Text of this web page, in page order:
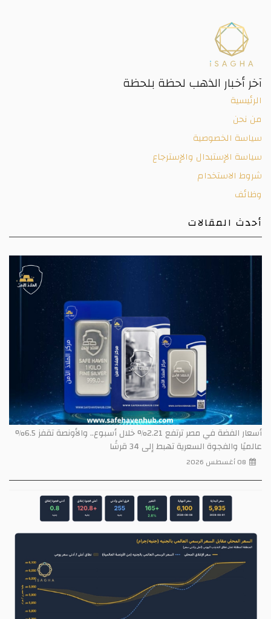
آخر أخبار الذهب لحظة بلحظة
الرئيسية
من نحن
سياسة الخصوصية
سياسة الإستبدال والإسترجاع
شروط الاستخدام
وظائف
أحدث المقالات
أسعار الفضة في مصر ترتفع 2.21% خلال أسبوع.. والأونصة تقفز 6.5%
عالميًا والفجوة السعرية تهبط إلى 34 قرشًا
08 أغسطس 2026